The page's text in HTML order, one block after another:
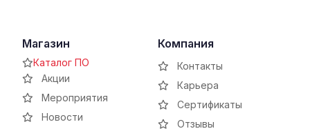
Магазин
Каталог ПО
Акции
Мероприятия
Новости
Компания
Контакты
Карьера
Сертификаты
Отзывы